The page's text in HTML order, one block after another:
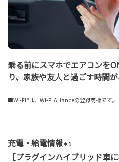
乗る前にスマホでエアコンを
り、家族や友人と過ごす時間
■Wi-Fi®は、Wi-Fi Allianceの登録商標です。
充電・給電情報＊1
［プラグインハイブリッド車に